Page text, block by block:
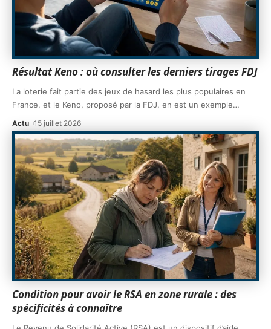
Résultat Keno : où consulter les derniers tirages FDJ
La loterie fait partie des jeux de hasard les plus populaires en
France, et le Keno, proposé par la FDJ, en est un exemple…
Actu 15 juillet 2026
Condition pour avoir le RSA en zone rurale : des
spécificités à connaître